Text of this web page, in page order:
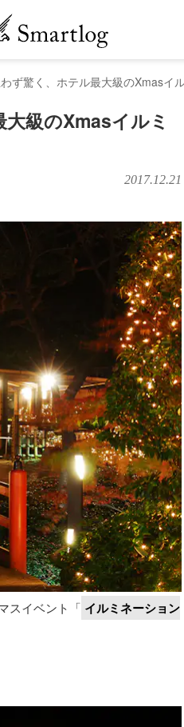
ず驚く、ホテル最大級のXmasイ
級のXmasイルミ
2017.12.21
スイベント「 イルミネーション